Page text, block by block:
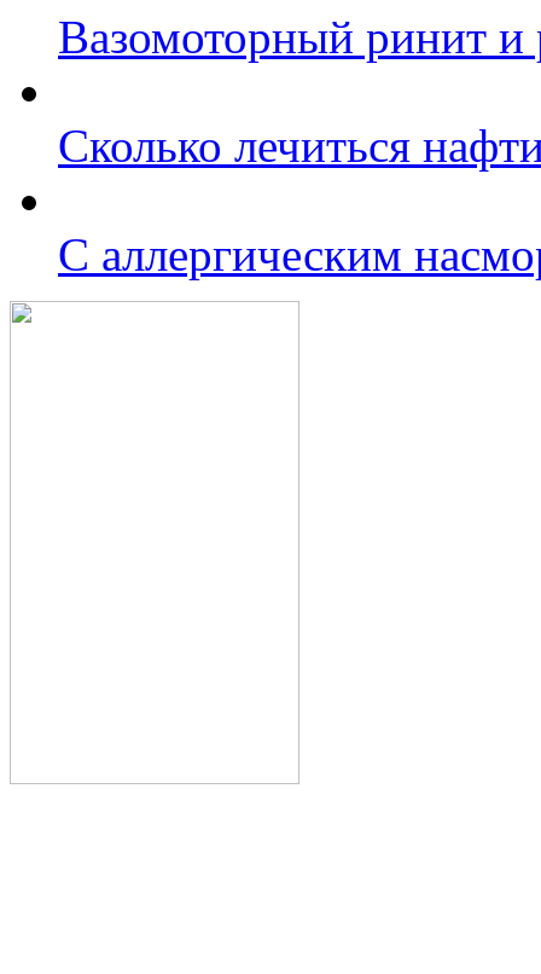
Вазомоторный ринит и
Сколько лечиться
C аллергическим